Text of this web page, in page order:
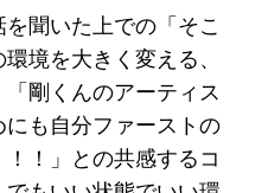
聞いた上での「そこ
境を大きく変える、
剛くんのアーティス
にも自分ファーストの
！」との共感するコ